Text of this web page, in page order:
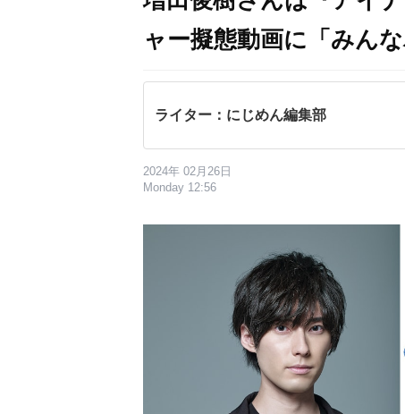
ャー擬態動画に「みん
ライター：にじめん編集部
2024年 02月26日
Monday 12:56